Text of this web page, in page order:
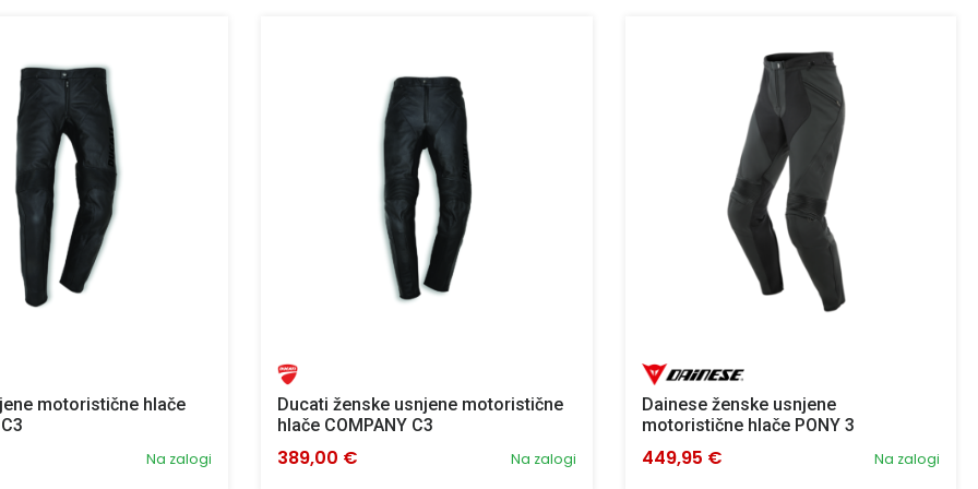
motoristične hlače
Na zalogi
Ducati ženske usnjene motoristične
hlače COMPANY C3
Na zalogi
389,00 €
Dainese ženske usnjene
motoristične hlače PONY 3
Na zalogi
449,95 €